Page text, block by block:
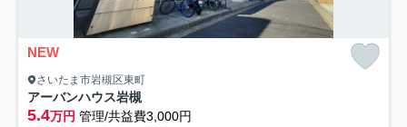
NEW
さいたま市岩槻区東町
アーバンハウス岩槻
5.4万円 管理/共益費3,000円